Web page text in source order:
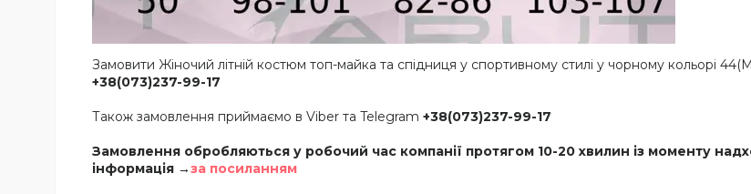
Замовити Жіночий літній костюм топ-майка та спідниця у спортивному стилі у чорному кольорі
+38(073)237-99-17
Також замовлення приймаємо в Viber та Telegram +38(073)237-99-17
Замовлення обробляються у робочий час компанії протягом 10-20 хвилин із моменту
інформація →за посиланням